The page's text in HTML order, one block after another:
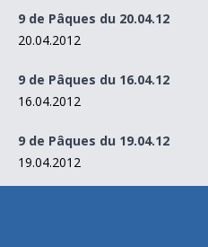
9 de Pâques du 20.04.12
20.04.2012
9 de Pâques du 16.04.12
16.04.2012
9 de Pâques du 19.04.12
19.04.2012